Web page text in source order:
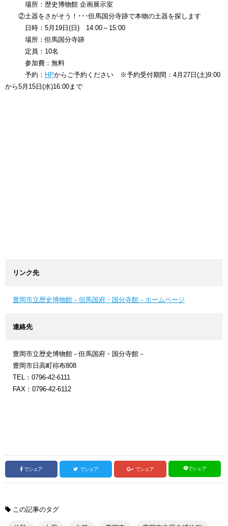
場所：歴史博物館 企画展示室
②土器をさがそう！･･･但馬国分寺跡で本物の土器を探します
日時：5月19日(日) 14:00～15:00
場所：但馬国分寺跡
定員：10名
参加費：無料
予約： HPからご予約ください ※予約受付期間：4月27日(土)9:00
から5月15日(水)16:00まで
リンク先
豊岡市立歴史博物館－但馬国府・国分寺館－ホームページ
連絡先
豊岡市立歴史博物館－但馬国府・国分寺館－
豊岡市日高町祢布808
TEL：0796-42-6111
FAX：0796-42-6112
でシェア でシェア でシェア でシェア
この記事のタグ